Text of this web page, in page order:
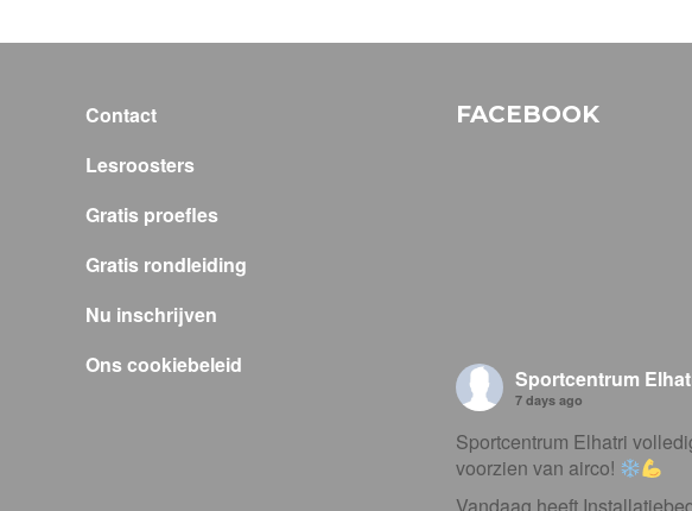
Contact
Lesroosters
Gratis proefles
Gratis rondleiding
Nu inschrijven
Ons cookiebeleid
FACEBOOK
Sportcentrum
7 days ago
Sportcentrum Elhatri
voorzien van airco!